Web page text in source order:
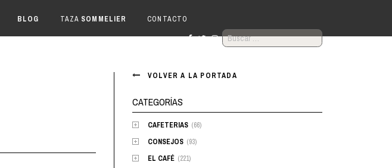
BLOG TAZA SOMMELIER CONTACTO
BUSCAR:
VOLVER A LA PORTADA
CATEGORÍAS
CAFETERIAS (66)
CONSEJOS (93)
EL CAFÉ (221)